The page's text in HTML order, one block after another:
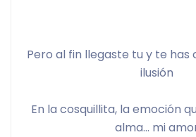
Pero al fin llegaste tu y te
ilusión
En la cosquillita, la emoción
alma… mi